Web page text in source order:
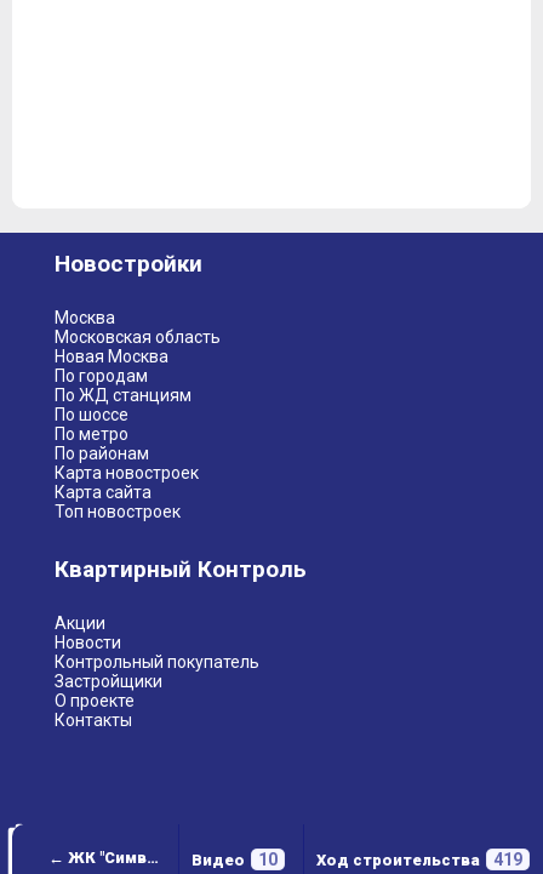
← ЖК "Символ" Видео 10 Ход строительства 419
Новостройки
Москва
Московская область
Новая Москва
По городам
По ЖД станциям
По шоссе
По метро
По районам
Карта новостроек
Карта сайта
Топ новостроек
Квартирный Контроль
Акции
Новости
Контрольный покупатель
Застройщики
О проекте
Контакты